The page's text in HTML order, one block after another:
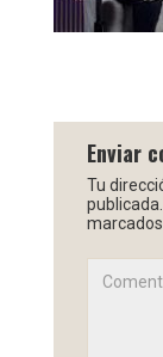
Enviar
Tu
publicada.